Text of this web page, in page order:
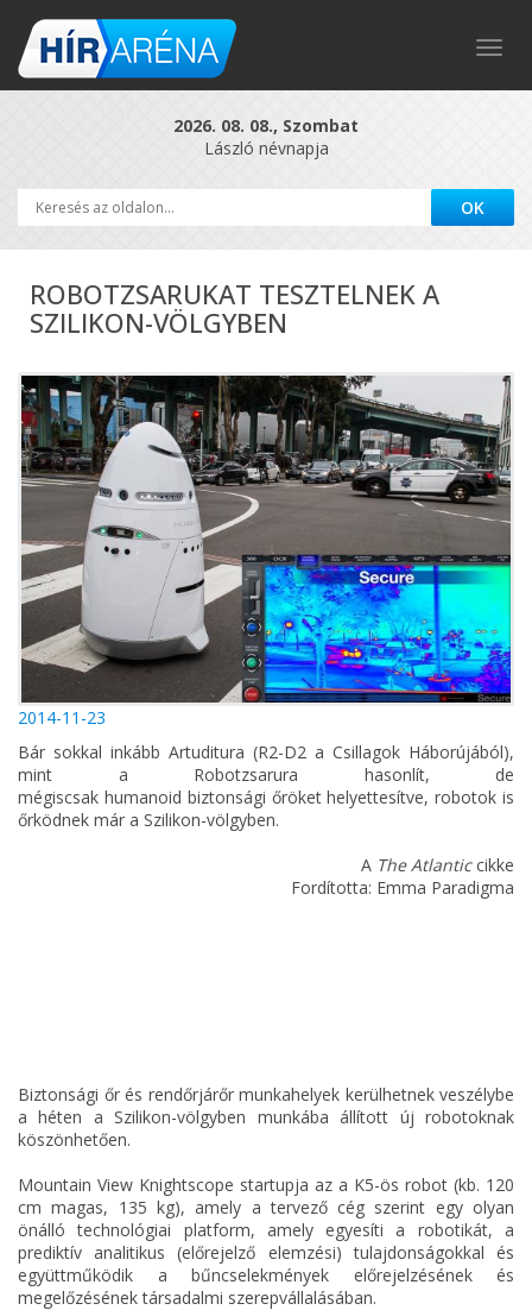
2026. 08. 08., Szombat
László névnapja
ROBOTZSARUKAT TESZTELNEK A
SZILIKON-VÖLGYBEN
2014-11-23
Bár sokkal inkább Artuditura (R2-D2 a Csillagok Háborújából),
mint a Robotzsarura hasonlít, de
mégiscsak humanoid biztonsági őröket helyettesítve, robotok is
őrködnek már a Szilikon-völgyben.
A The Atlanticcikke
Fordította: Emma Paradigma
Biztonsági őr és rendőrjárőr munkahelyek kerülhetnek veszélybe
a héten a Szilikon-völgyben munkába állított új robotoknak
köszönhetően.
Mountain View Knightscope startupja az a K5-ös robot (kb. 120
cm magas, 135 kg), amely a tervező cég szerint egy olyan
önálló technológiai platform, amely egyesíti a robotikát, a
prediktív analitikus (előrejelző elemzési) tulajdonságokkal és
együttműködik a bűncselekmények előrejelzésének és
megelőzésének társadalmi szerepvállalásában.